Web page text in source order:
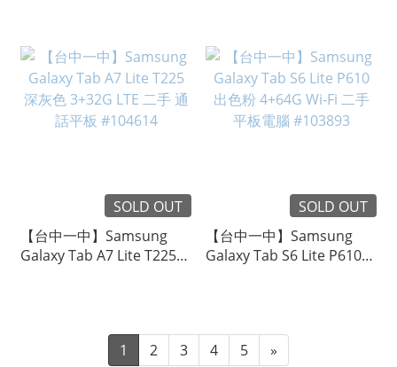
SOLD OUT
【台中一中】Samsung
Galaxy Tab A7 Lite T225
SOLD OUT
【台中一中】Samsung
Galaxy Tab S6 Lite P610
1 2 3 4 5 »